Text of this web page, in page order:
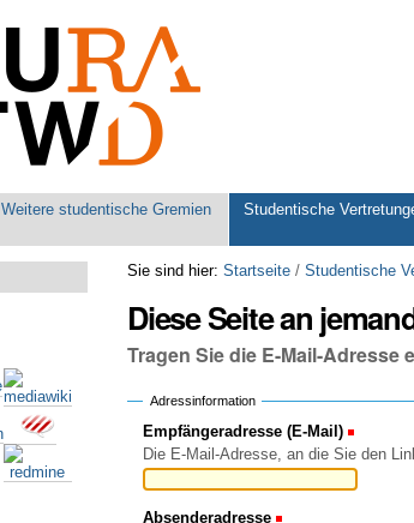
Weitere studentische Gremien Studentische
Sie sind hier: Startseite /Studentische
Diese Seite an
Tragen Sie die E-Mail-Adresse
Adressinformation
Empfängeradresse (E-Mail)
Die E-Mail-Adresse, an die Sie den
Absenderadresse